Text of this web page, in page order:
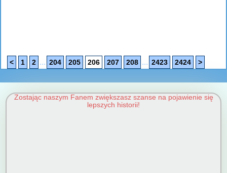
< 1 2 ... 204 205 206 207 208 ... 2423 2424 >
Zostając naszym Fanem zwiększasz szanse na pojawienie się
lepszych historii!